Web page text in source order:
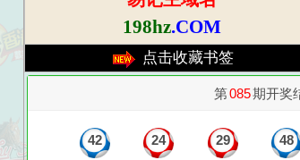
198hz.COM
点击收藏书签